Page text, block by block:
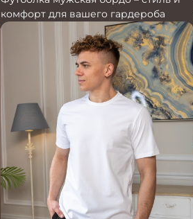
комфорт для вашего гардероба